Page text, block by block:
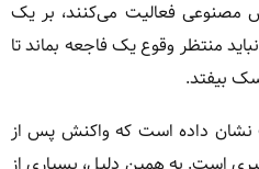
مصنوعی فعالیت می‌کنند، بر یک
منتظر وقوع یک فاجعه بماند تا
بیفتد.
نشان داده است که واکنش پس از